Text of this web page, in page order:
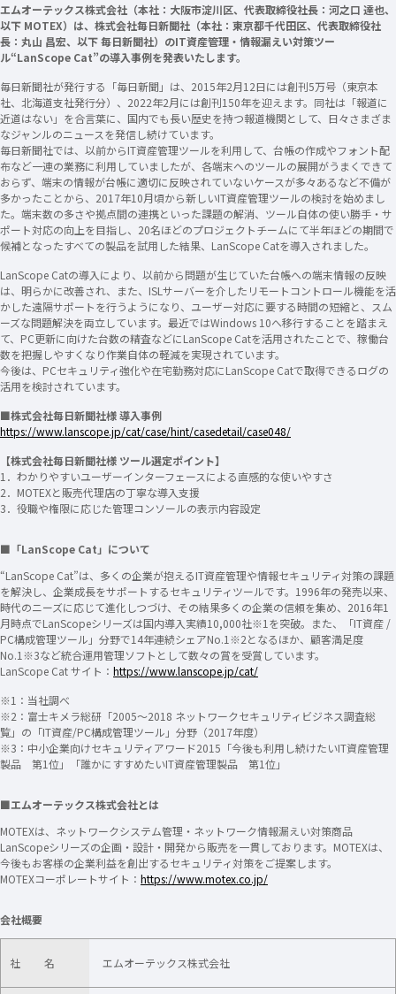
エムオーテックス株式会社（本社：大阪市淀川区、代表取締役社長：河之口 達也、
以下 MOTEX）は、株式会社毎日新聞社（本社：東京都千代田区、代表取締役社
長：丸山 昌宏、以下 毎日新聞社）のIT資産管理・情報漏えい対策ツー
ル“LanScope Cat”の導入事例を発表いたします。
毎日新聞社が発行する「毎日新聞」は、2015年2月12日には創刊5万号（東京本
社、北海道支社発行分）、2022年2月には創刊150年を迎えます。同社は「報道に
近道はない」を合言葉に、国内でも長い歴史を持つ報道機関として、日々さまざま
なジャンルのニュースを発信し続けています。
毎日新聞社では、以前からIT資産管理ツールを利用して、台帳の作成やフォント配
布など一連の業務に利用していましたが、各端末へのツールの展開がうまくできて
おらず、端末の情報が台帳に適切に反映されていないケースが多々あるなど不備が
多かったことから、2017年10月頃から新しいIT資産管理ツールの検討を始めまし
た。端末数の多さや拠点間の連携といった課題の解消、ツール自体の使い勝手・サ
ポート対応の向上を目指し、20名ほどのプロジェクトチームにて半年ほどの期間で
候補となったすべての製品を試用した結果、LanScope Catを導入されました。
LanScope Catの導入により、以前から問題が生じていた台帳への端末情報の反映
は、明らかに改善され、また、ISLサーバーを介したリモートコントロール機能を活
かした遠隔サポートを行うようになり、ユーザー対応に要する時間の短縮と、スム
ーズな問題解決を両立しています。最近ではWindows 10へ移行することを踏まえ
て、PC更新に向けた台数の精査などにLanScope Catを活用されたことで、稼働台
数を把握しやすくなり作業自体の軽減を実現されています。
今後は、PCセキュリティ強化や在宅勤務対応にLanScope Catで取得できるログの
活用を検討されています。
■株式会社毎日新聞社様 導入事例
https://www.lanscope.jp/cat/case/hint/casedetail/case048/
【株式会社毎日新聞社様 ツール選定ポイント】
1．わかりやすいユーザーインターフェースによる直感的な使いやすさ
2．MOTEXと販売代理店の丁寧な導入支援
3．役職や権限に応じた管理コンソールの表示内容設定
■「LanScope Cat」について
“LanScope Cat”は、多くの企業が抱えるIT資産管理や情報セキュリティ対策の課題
を解決し、企業成長をサポートするセキュリティツールです。1996年の発売以来、
時代のニーズに応じて進化しつづけ、その結果多くの企業の信頼を集め、2016年1
月時点でLanScopeシリーズは国内導入実績10,000社※1 を突破。また、「IT資産 /
PC構成管理ツール」分野で14年連続シェアNo.1 ※2となるほか、顧客満足度
No.1 ※3など統合運用管理ソフトとして数々の賞を受賞しています。
LanScope Cat サイト： https://www.lanscope.jp/cat/
※1：当社調べ
※2：富士キメラ総研「2005～2018 ネットワークセキュリティビジネス調査総
覧」の「IT資産/PC構成管理ツール」分野（2017年度）
※3：中小企業向けセキュリティアワード2015「今後も利用し続けたいIT資産管理
製品 第1位」「誰かにすすめたいIT資産管理製品 第1位」
■エムオーテックス株式会社とは
MOTEXは、ネットワークシステム管理・ネットワーク情報漏えい対策商品
LanScopeシリーズの企画・設計・開発から販売を一貫しております。MOTEXは、
今後もお客様の企業利益を創出するセキュリティ対策をご提案します。
MOTEXコーポレートサイト： https://www.motex.co.jp/
会社概要
社 名 エムオーテックス株式会社